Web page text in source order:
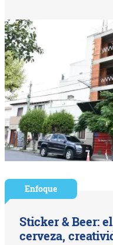
Enfoque
Sticker & Beer:
cerveza,